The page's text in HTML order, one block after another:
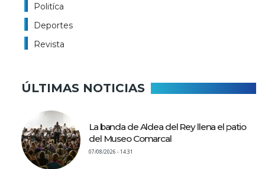
Politíca
Deportes
Revista
ÚLTIMAS NOTICIAS
La banda de Aldea del Rey llena el patio
del Museo Comarcal
07/08/2026 - 14:31